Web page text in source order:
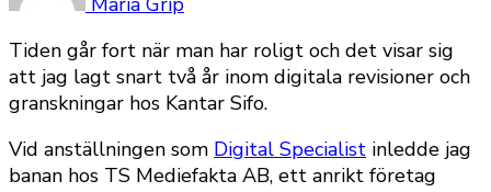
Tiden går fort när man har roligt och det visar sig
att jag lagt snart två år inom digitala revisioner och
granskningar hos Kantar Sifo.
Vid anställningen som Digital Specialist inledde jag
banan hos TS Mediefakta AB, ett anrikt företag